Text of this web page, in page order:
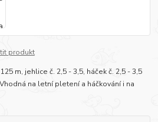
produkt
m, jehlice č. 2,5 - 3,5, háček č. 2,5 - 3,5
na letní pletení a háčkování i na